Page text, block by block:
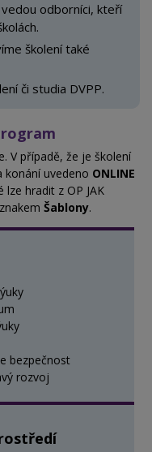
vedou odborníci, kteří
školení také
či studia DVPP.
V případě, že je školení
uvedeno ONLINE
lze hradit z OP JAK
Šablony.
bezpečnost
rozvoj